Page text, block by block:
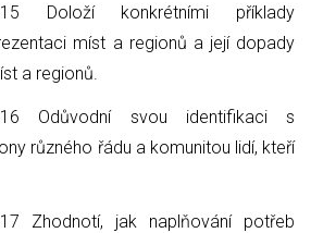
015 Doloží konkrétními příklady
míst a regionů a její dopady
a regionů.
016 Odůvodní svou identifikaci s
různého řádu a komunitou lidí, kteří
017 Zhodnotí, jak naplňování potřeb